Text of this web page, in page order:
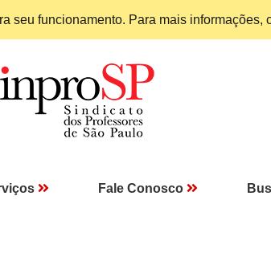
seu funcionamento. Para mais informações,
Fale Conosco